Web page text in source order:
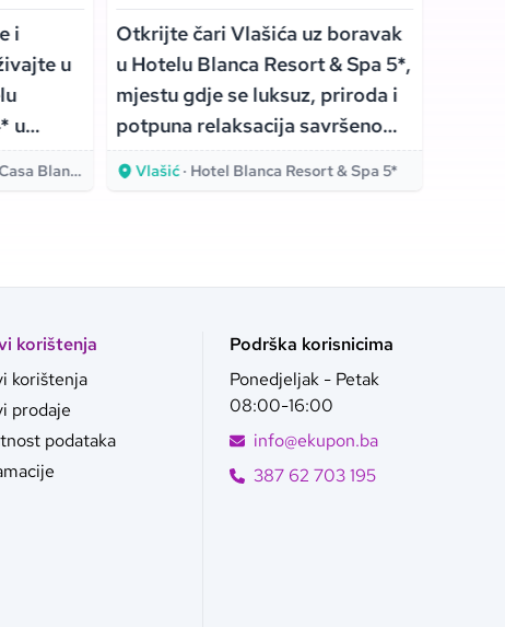
i
u
u
Blanka 4*
Otkrijte čari Vlašića uz boravak
u Hotelu Blanca Resort & Spa 5*,
mjestu gdje se luksuz, priroda i
potpuna relaksacija savršeno
spajaju!
Vlašić· Hotel Blanca Resort & Spa 5*
korištenja
korištenja
prodaje
podataka
Podrška korisnicima
Ponedjeljak - Petak
08:00-16:00
info@ekupon.ba
387 62 703 195